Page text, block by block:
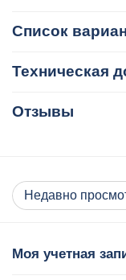
Список
Техническая
Отзывы
Недавно
Моя учетная